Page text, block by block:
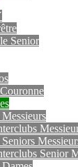
Senior
Senior